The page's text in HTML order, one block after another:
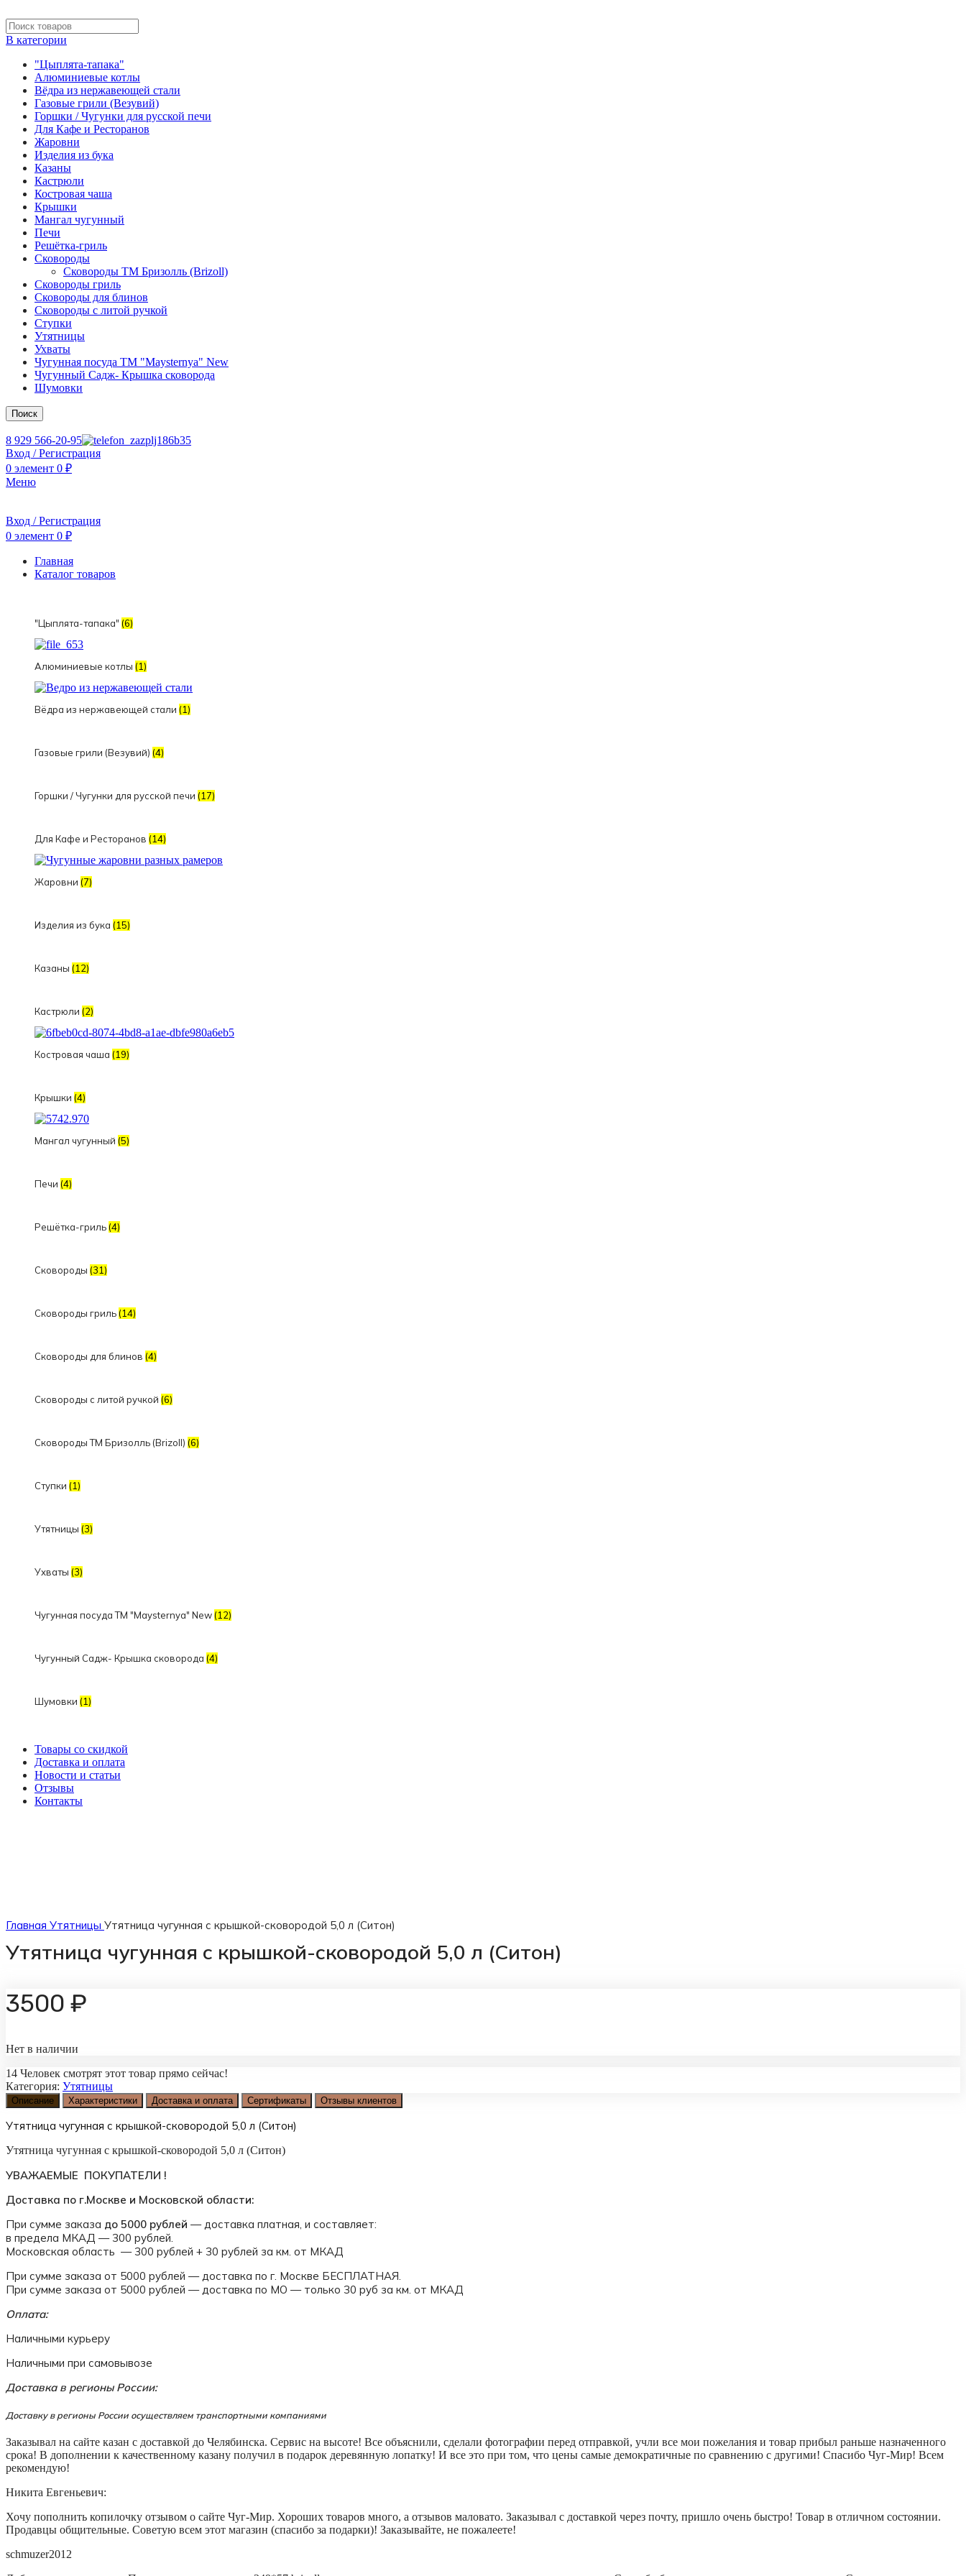
В категории
"Цыплята-тапака"
Алюминиевые котлы
Вёдра из нержавеющей стали
Газовые грили (Везувий)
Горшки / Чугунки для русской печи
Для Кафе и Ресторанов
Жаровни
Изделия из бука
Казаны
Кастрюли
Костровая чаша
Крышки
Мангал чугунный
Печи
Решётка-гриль
Сковороды
Сковороды ТМ Бризолль (Brizoll)
Сковороды гриль
Сковороды для блинов
Сковороды с литой ручкой
Ступки
Утятницы
Ухваты
Чугунная посуда TM "Maysternya" New
Чугунный Садж- Крышка сковорода
Шумовки
Поиск
8 929 566-20-95
Вход / Регистрация
0 элемент 0 ₽
Меню
Вход / Регистрация
0 элемент 0 ₽
Главная
Каталог товаров
"Цыплята-тапака" (6)
Алюминиевые котлы (1)
Вёдра из нержавеющей стали (1)
Газовые грили (Везувий) (4)
Горшки / Чугунки для русской печи (17)
Для Кафе и Ресторанов (14)
Жаровни (7)
Изделия из бука (15)
Казаны (12)
Кастрюли (2)
Костровая чаша (19)
Крышки (4)
Мангал чугунный (5)
Печи (4)
Решётка-гриль (4)
Сковороды (31)
Сковороды гриль (14)
Сковороды для блинов (4)
Сковороды с литой ручкой (6)
Сковороды ТМ Бризолль (Brizoll) (6)
Ступки (1)
Утятницы (3)
Ухваты (3)
Чугунная посуда TM "Maysternya" New (12)
Чугунный Садж- Крышка сковорода (4)
Шумовки (1)
Товары со скидкой
Доставка и оплата
Новости и статьи
Отзывы
Контакты
Главная Утятницы Утятница чугунная с крышкой-сковородой 5,0 л (Ситон)
Утятница чугунная с крышкой-сковородой 5,0 л (Ситон)
3500 ₽
Нет в наличии
14 Человек смотрят этот товар прямо сейчас!
Категория: Утятницы
Описание Характеристики Доставка и оплата Сертификаты Отзывы клиентов
Утятница чугунная с крышкой-сковородой 5,0 л (Ситон)
Утятница чугунная с крышкой-сковородой 5,0 л (Ситон)
УВАЖАЕМЫЕ ПОКУПАТЕЛИ !
Доставка по г.Москве и Московской области:
При сумме заказа до 5000 рублей — доставка платная, и составляет:
в предела МКАД — 300 рублей.
Московская область — 300 рублей + 30 рублей за км. от МКАД
При сумме заказа от 5000 рублей — доставка по г. Москве БЕСПЛАТНАЯ.
При сумме заказа от 5000 рублей — доставка по МО — только 30 руб за км. от МКАД
Оплата:
Наличными курьеру
Наличными при самовывозе
Доставка в регионы России:
Доставку в регионы России осуществляем транспортными компаниями
Заказывал на сайте казан с доставкой до Челябинска. Сервис на высоте! Все объяснили, сделали фотографии перед отправкой, учли все мои пожелания и товар прибыл раньше назначенного
срока! В дополнении к качественному казану получил в подарок деревянную лопатку! И все это при том, что цены самые демократичные по сравнению с другими! Спасибо Чуг-Мир! Всем
рекомендую!
Никита Евгеньевич:
Хочу пополнить копилочку отзывом о сайте Чуг-Мир. Хороших товаров много, а отзывов маловато. Заказывал с доставкой через почту, пришло очень быстро! Товар в отличном состоянии.
Продавцы общительные. Советую всем этот магазин (спасибо за подарки)! Заказывайте, не пожалеете!
schmuzer2012